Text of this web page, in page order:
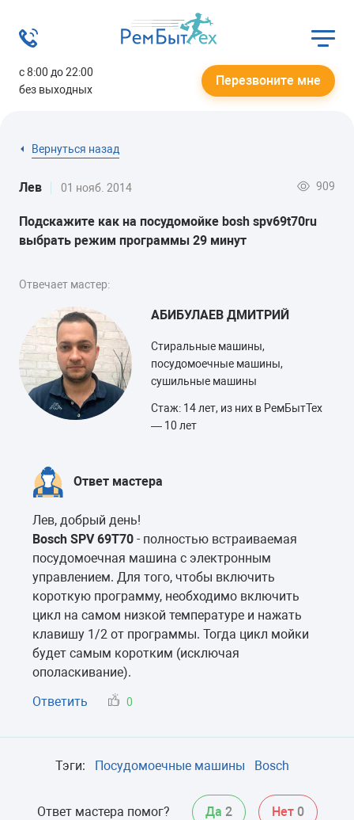
с 8:00 до 22:00
без выходных
Перезвоните мне
Вернуться назад
Лев 01 нояб. 2014 909
Подскажите как на посудомойке bosh spv69t70ru
выбрать режим программы 29 минут
Отвечает мастер:
АБИБУЛАЕВ ДМИТРИЙ
Стиральные машины,
посудомоечные машины,
сушильные машины
Стаж: 14 лет, из них в РемБытТех
— 10 лет
Ответ мастера
Лев, добрый день!
Bosch SPV 69T70 - полностью встраиваемая
посудомоечная машина с электронным
управлением. Для того, чтобы включить
короткую программу, необходимо включить
цикл на самом низкой температуре и нажать
клавишу 1/2 от программы. Тогда цикл мойки
будет самым коротким (исключая
ополаскивание).
Ответить
0
Тэги: Посудомоечные машины Bosch
Ответ мастера помог? Да 2 Нет 0